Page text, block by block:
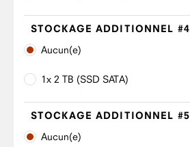
STOCKAGE ADDITIONNEL #4
Aucun(e)
1x 2 TB (SSD SATA)
STOCKAGE ADDITIONNEL #5
Aucun(e)